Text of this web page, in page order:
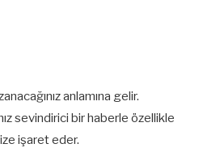
anlamına gelir.
sevindirici bir haberle özellikle
işaret eder.